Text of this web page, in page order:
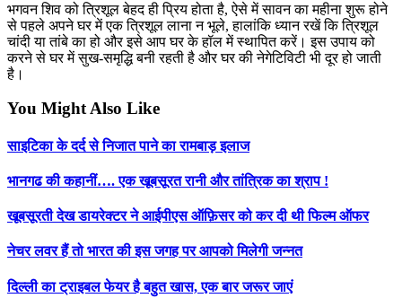
भगवन शिव को त्रिशूल बेहद ही प्रिय होता है, ऐसे में सावन का महीना शुरू होने
से पहले अपने घर में एक त्रिशूल लाना न भूले, हालांकि ध्यान रखें कि त्रिशूल
चांदी या तांबे का हो और इसे आप घर के हॉल में स्थापित करें। इस उपाय को
करने से घर में सुख-समृद्धि बनी रहती है और घर की नेगेटिविटी भी दूर हो जाती
है।
You Might Also Like
साइटिका के दर्द से निजात पाने का रामबाड़ इलाज
भानगढ की कहानीं…. एक खूबसूरत रानी और तांत्रिक का श्राप !
खूबसूरती देख डायरेक्टर ने आईपीएस ऑफ़िसर को कर दी थी फिल्म ऑफर
नेचर लवर हैं तो भारत की इस जगह पर आपको मिलेगी जन्नत
दिल्ली का ट्राइबल फेयर है बहुत खास, एक बार जरूर जाएं